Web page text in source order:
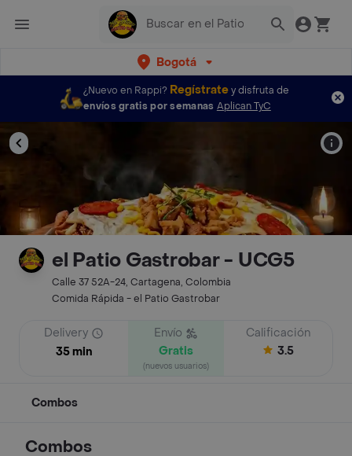
Bogotá
¿Nuevo en Rappi? Regístratey disfruta de
envíos gratis por semanas Aplican TyC
el Patio Gastrobar - UCG5
Calle 37 52A-24, Cartagena, Colombia
Comida Rápida - el Patio Gastrobar
Delivery
35 min
Envío
Gratis
(nuevos usuarios)
Calificación
3.5
Combos
Combos